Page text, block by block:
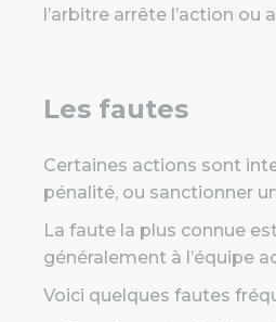
l’arbitre arrête l’action ou
Les fautes
Certaines actions sont
pénalité, ou sanctionner
La faute la plus connue
généralement à l’équipe
Voici quelques fautes